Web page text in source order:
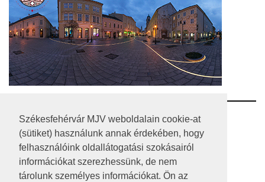
Székesfehérvár MJV weboldalain cookie-at
(sütiket) használunk annak érdekében, hogy
felhasználóink oldallátogatási szokásairól
információkat szerezhessünk, de nem
tárolunk személyes információkat. Ön az
RSS
A HONLAP 2017.03.31-I ÁLLAPOTA
JOGI NYILATKOZAT